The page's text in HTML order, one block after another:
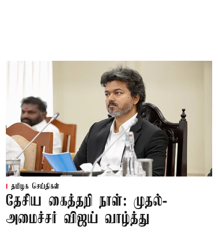
தமிழக செய்திகள்
தேசிய கைத்தறி நாள்: முதல்-
அமைச்சர் விஜய் வாழ்த்து